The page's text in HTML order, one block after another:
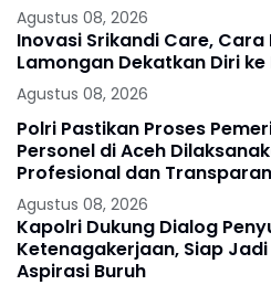
Agustus 08, 2026
Inovasi Srikandi Care, Cara
Lamongan Dekatkan Diri
Agustus 08, 2026
Polri Pastikan Proses
Personel di Aceh
Profesional dan Transparan
Agustus 08, 2026
Kapolri Dukung Dialog
Ketenagakerjaan, Siap
Aspirasi Buruh